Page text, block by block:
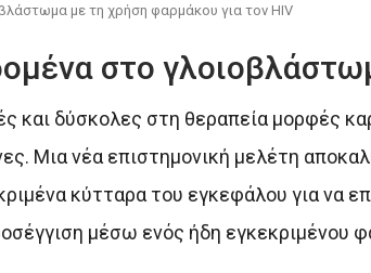
με τη χρήση φαρμάκου για τον HIV
στο
και δύσκολες στη θεραπεία μορφές
Μια νέα επιστημονική μελέτη
κύτταρα του εγκεφάλου για να
μέσω ενός ήδη εγκεκριμένου